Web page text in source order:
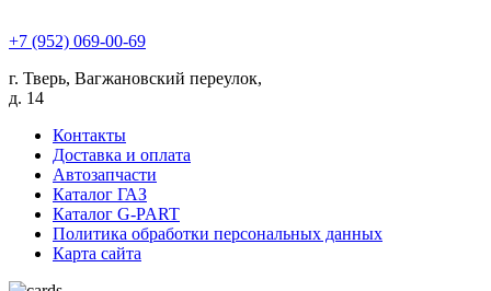
+7 (952) 069-00-69
г. Тверь, Вагжановский переулок,
д. 14
Контакты
Доставка и оплата
Автозапчасти
Каталог ГАЗ
Каталог G-PART
Политика обработки персональных данных
Карта сайта